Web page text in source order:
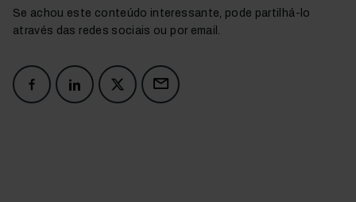
Se achou este conteúdo interessante, pode partilhá-lo
através das redes sociais ou por email.